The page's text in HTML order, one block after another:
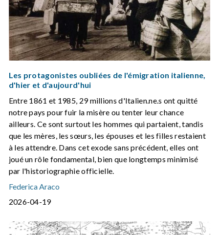
Les protagonistes oubliées de l'émigration italienne,
d'hier et d'aujourd'hui
Entre 1861 et 1985, 29 millions d'Italien.ne.s ont quitté
notre pays pour fuir la misère ou tenter leur chance
ailleurs. Ce sont surtout les hommes qui partaient, tandis
que les mères, les sœurs, les épouses et les filles restaient
à les attendre. Dans cet exode sans précédent, elles ont
joué un rôle fondamental, bien que longtemps minimisé
par l'historiographie officielle.
Federica Araco
2026-04-19